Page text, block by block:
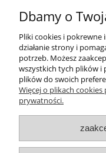
Kontakt
+48 696 50
Dbamy o
Pliki cookies i
działanie strony i
potrzeb. Możesz
wszystkich tych plików i
plików do swoich
Więcej o plikach cookies
prywatności.